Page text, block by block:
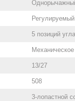
5 позиций
13/27
508
3-лопастной